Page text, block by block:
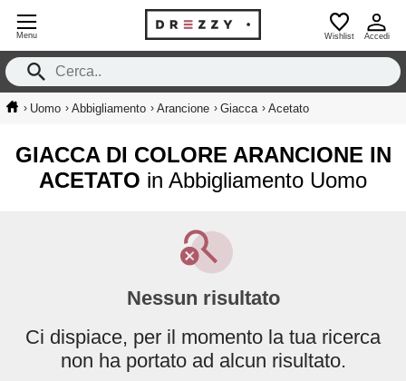
Menu Wishlist Accedi
› Uomo › Abbigliamento › Arancione › Giacca › Acetato
GIACCA DI COLORE ARANCIONE IN
ACETATO in Abbigliamento Uomo
Nessun risultato
Ci dispiace, per il momento la tua ricerca
non ha portato ad alcun risultato.